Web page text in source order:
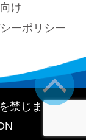
け
ーポリシー
禁じます。